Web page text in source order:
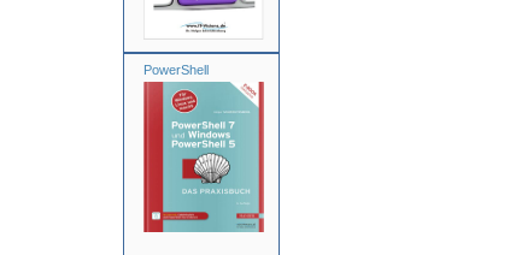
PowerShell